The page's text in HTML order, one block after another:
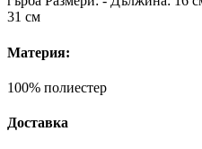
31 см
Материя:
100% полиестер
Доставка